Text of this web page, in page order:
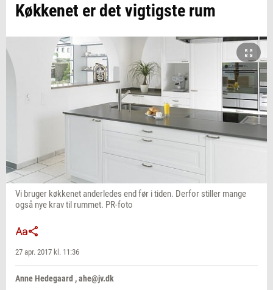
Køkkenet er det vigtigste rum
Vi bruger køkkenet anderledes end før i tiden. Derfor stiller mange
også nye krav til rummet. PR-foto
27 apr. 2017 kl. 11:36
Anne Hedegaard , ahe@jv.dk